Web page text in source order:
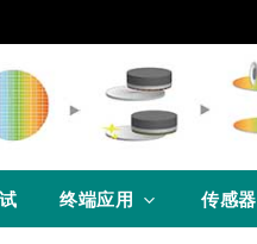
终端应用 传感器